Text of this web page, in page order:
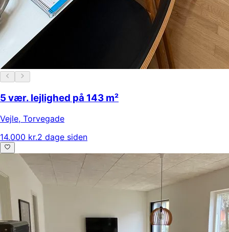
5 vær. lejlighed på 143 m²
Vejle, Torvegade
14.000 kr.2 dage siden